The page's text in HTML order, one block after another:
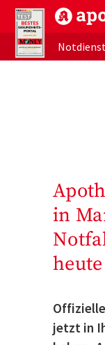
in
heute
jetzt in